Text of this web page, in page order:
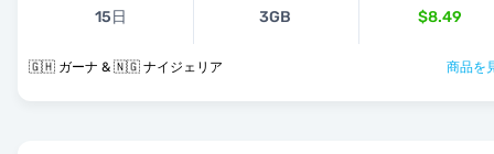
15日 3GB $8.49
🇬🇭 ガーナ & 🇳🇬 ナイジェリア 商品を